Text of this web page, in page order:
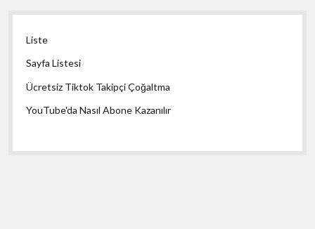
Liste
Sayfa Listesi
Ücretsiz Tiktok Takipçi Çoğaltma
YouTube'da Nasıl Abone Kazanılır